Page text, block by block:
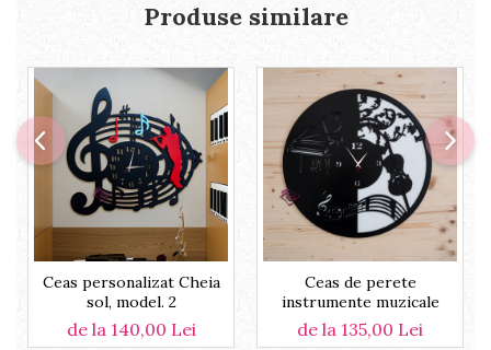
Produse similare
Ceas personalizat Cheia
sol, model. 2
de la 140,00 Lei
Ceas de perete
instrumente muzicale
de la 135,00 Lei